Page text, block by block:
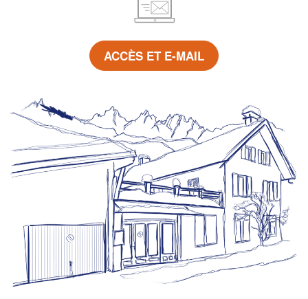
ACCÈS ET E-MAIL